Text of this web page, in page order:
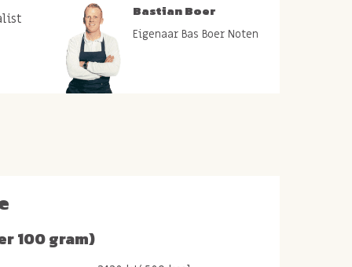
Bastian Boer
Eigenaar Bas Boer Noten
100 gram)